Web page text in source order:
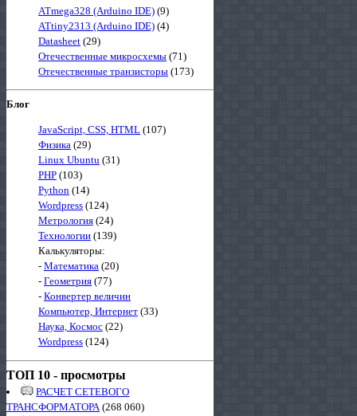
ATmega328 (Arduino IDE) (9)
ATtiny2313 (Arduino IDE) (4)
Datasheet (29)
Отечественные микросхемы (71)
Отечественные транзисторы (173)
Блог
JavaScript, CSS, HTML (107)
Физика (29)
Linux Ubuntu (31)
PHP (103)
Python (14)
Wordpress (124)
Метрология (24)
Технологии (139)
Калькуляторы:
- Математика (20)
- Геометрия (77)
- Конвертер величин
Компьютер, Интернет (33)
Наука, Космос (22)
Wordpress (124)
ТОП 10 - просмотры
РАСЧЕТ СЕТЕВОГО
ТРАНСФОРМАТОРА (268 060)